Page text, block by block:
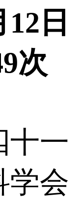
日
次
十一
学会